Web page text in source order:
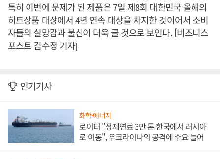
특히 이번에 문제가 된 제품은 7일 제8회 대한민국 올해의
히트상품 대상에서 4년 연속 대상을 차지한 것이어서 소비
자들의 실망감과 불신이 더욱 클 것으로 보인다. [비즈니스
포스트 김수정 기자]
인기기사
화학·에너지
로이터 "정제연료 3만 톤 한국에서 러시아
로 이동", 우크라이나의 공격에 수요 늘어